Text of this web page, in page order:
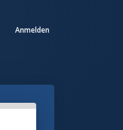
Anmelden